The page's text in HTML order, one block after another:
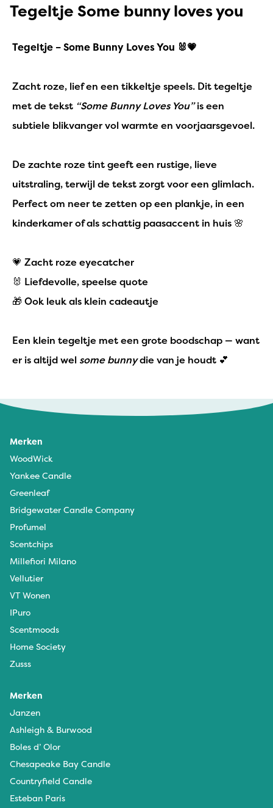
Tegeltje Some bunny loves you
Tegeltje – Some Bunny Loves You 🐰💗
Zacht roze, lief en een tikkeltje speels. Dit tegeltje
met de tekst “Some Bunny Loves You”is een
subtiele blikvanger vol warmte en voorjaarsgevoel.
De zachte roze tint geeft een rustige, lieve
uitstraling, terwijl de tekst zorgt voor een glimlach.
Perfect om neer te zetten op een plankje, in een
kinderkamer of als schattig paasaccent in huis 🌸
💗 Zacht roze eyecatcher
🐰 Liefdevolle, speelse quote
🎁 Ook leuk als klein cadeautje
Een klein tegeltje met een grote boodschap — want
er is altijd wel some bunnydie van je houdt 💕
Merken
WoodWick
Yankee Candle
Greenleaf
Bridgewater Candle Company
Profumel
Scentchips
Millefiori Milano
Vellutier
VT Wonen
IPuro
Scentmoods
Home Society
Zusss
Merken
Janzen
Ashleigh & Burwood
Boles d’ Olor
Chesapeake Bay Candle
Countryfield Candle
Esteban Paris